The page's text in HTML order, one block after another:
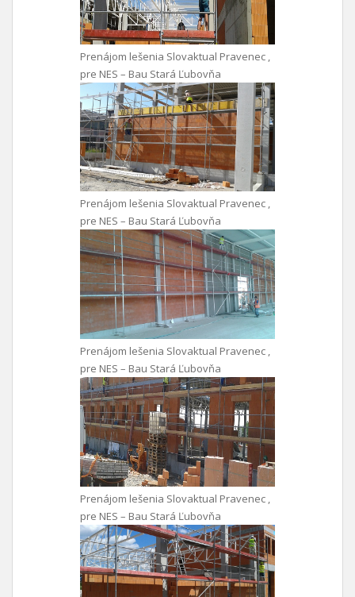
Prenájom lešenia Slovaktual Pravenec ,
pre NES – Bau Stará Ľubovňa
Prenájom lešenia Slovaktual Pravenec ,
pre NES – Bau Stará Ľubovňa
Prenájom lešenia Slovaktual Pravenec ,
pre NES – Bau Stará Ľubovňa
Prenájom lešenia Slovaktual Pravenec ,
pre NES – Bau Stará Ľubovňa